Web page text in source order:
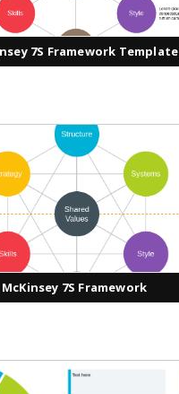
7S Framework Template
McKinsey 7S Framework